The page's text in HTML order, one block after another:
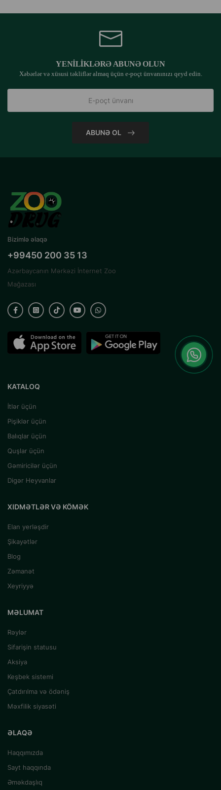
YENILIKLƏRƏ ABUNƏ OLUN
Xəbərlər və xüsusi təkliflər almaq üçün e-poçt ünvanınızı qeyd edin.
ABUNƏ OL
Bizimlə əlaqə
+99450 200 35 13
Azərbaycanın Mərkəzi İnternet Zoo
Mağazası
KATALOQ
İtlər üçün
Pişiklər üçün
Balıqlar üçün
Quşlar üçün
Gəmiricilər üçün
Digər Heyvanlar
XIDMƏTLƏR VƏ KÖMƏK
Elan yerləşdir
Şikayətlər
Blog
Zəmanət
Xeyriyyə
MƏLUMAT
Rəylər
Sifarişin statusu
Aksiya
Keşbek sistemi
Çatdırılma və ödəniş
Məxfilik siyasəti
ƏLAQƏ
Haqqımızda
Sayt haqqında
Əməkdaşlıq